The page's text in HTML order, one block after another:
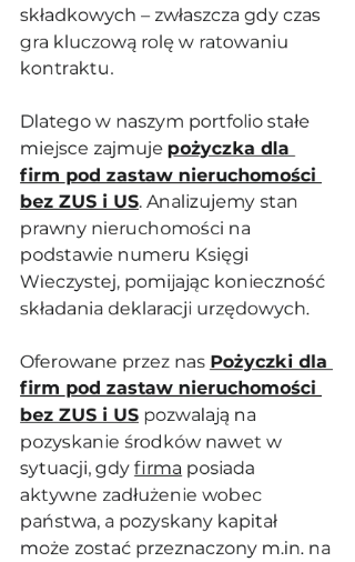
składkowych – zwłaszcza gdy czas
gra kluczową rolę w ratowaniu
kontraktu.
Dlatego w naszym portfolio stałe
miejsce zajmuje pożyczka dla
firm pod zastaw nieruchomości
bez ZUS i US. Analizujemy stan
prawny nieruchomości na
podstawie numeru Księgi
Wieczystej, pomijając konieczność
składania deklaracji urzędowych.
Oferowane przez nas Pożyczki dla
firm pod zastaw nieruchomości
bez ZUS i US pozwalają na
pozyskanie środków nawet w
sytuacji, gdy firma posiada
aktywne zadłużenie wobec
państwa, a pozyskany kapitał
może zostać przeznaczony m.in. na